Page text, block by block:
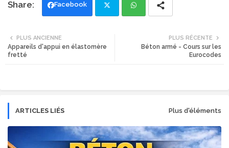
Facebook
tte
PLUS RÉCENTE
Béton armé - Cours sur les
Eurocodes
PLUS ANCIENNE
Appareils d'appui en élastomère
fretté
ARTICLES LIÉS Plus d'éléments